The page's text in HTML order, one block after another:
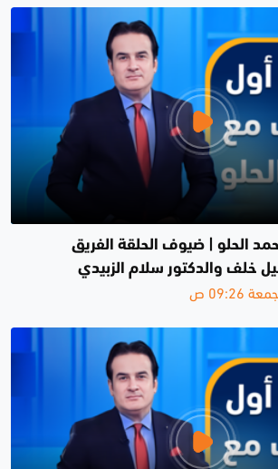
الحلو | ضيوف الحلقة الفريق
خلف والدكتور سلام الزبيدي